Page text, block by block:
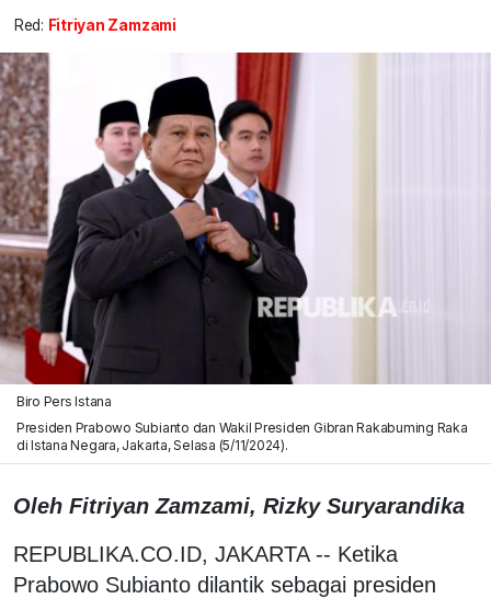
Red: Fitriyan Zamzami
Biro Pers Istana
Presiden Prabowo Subianto dan Wakil Presiden Gibran Rakabuming Raka
di Istana Negara, Jakarta, Selasa (5/11/2024).
Oleh Fitriyan Zamzami, Rizky Suryarandika
REPUBLIKA.CO.ID, JAKARTA -- Ketika
Prabowo Subianto dilantik sebagai presiden